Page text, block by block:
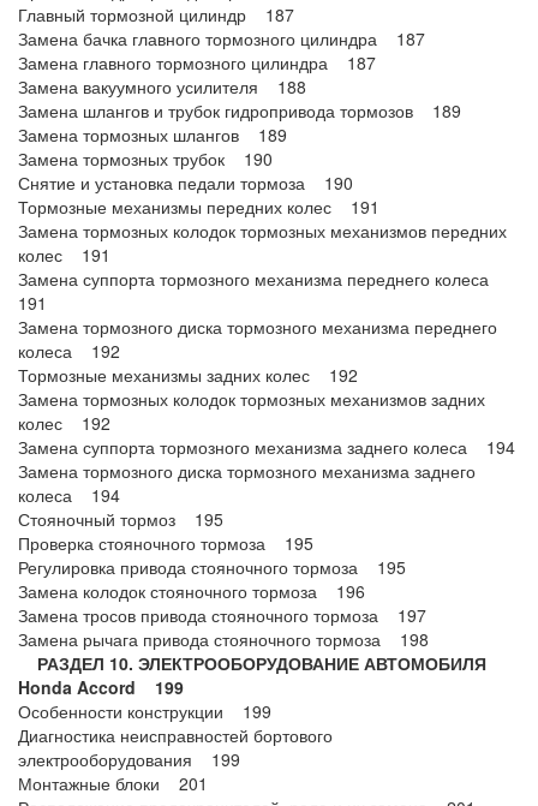
Главный тормозной цилиндр 187
Замена бачка главного тормозного цилиндра 187
Замена главного тормозного цилиндра 187
Замена вакуумного усилителя 188
Замена шлангов и трубок гидропривода тормозов 189
Замена тормозных шлангов 189
Замена тормозных трубок 190
Снятие и установка педали тормоза 190
Тормозные механизмы передних колес 191
Замена тормозных колодок тормозных механизмов передних
колес 191
Замена суппорта тормозного механизма переднего колеса
191
Замена тормозного диска тормозного механизма переднего
колеса 192
Тормозные механизмы задних колес 192
Замена тормозных колодок тормозных механизмов задних
колес 192
Замена суппорта тормозного механизма заднего колеса 194
Замена тормозного диска тормозного механизма заднего
колеса 194
Стояночный тормоз 195
Проверка стояночного тормоза 195
Регулировка привода стояночного тормоза 195
Замена колодок стояночного тормоза 196
Замена тросов привода стояночного тормоза 197
Замена рычага привода стояночного тормоза 198
РАЗДЕЛ 10. ЭЛЕКТРООБОРУДОВАНИЕ АВТОМОБИЛЯ
Honda Accord 199
Особенности конструкции 199
Диагностика неисправностей бортового
электрооборудования 199
Монтажные блоки 201